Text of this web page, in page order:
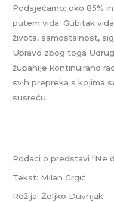
Podsjećamo: oko 85%
putem vida. Gubitak
života, samostalnost,
Upravo zbog toga
županije kontinuirano
svih prepreka s kojima
susreću.
Podaci o predstavi “Ne
Tekst: Milan Grgić
Režija: Željko Duvnjak